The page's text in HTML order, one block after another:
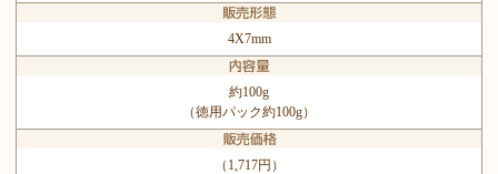
4X7mm
約100g
（徳用パック約100g）
（1,717円）